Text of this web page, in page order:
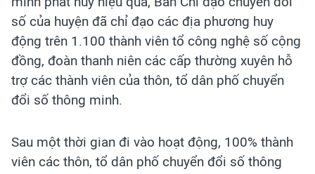
số của huyện đã chỉ đạo các địa phương huy
động trên 1.100 thành viên tổ công nghệ số cộng
đồng, đoàn thanh niên các cấp thường xuyên hỗ
trợ các thành viên của thôn, tổ dân phố chuyển
đổi số thông minh.
Sau một thời gian đi vào hoạt động, 100% thành
viên các thôn, tổ dân phố chuyển đổi số thông